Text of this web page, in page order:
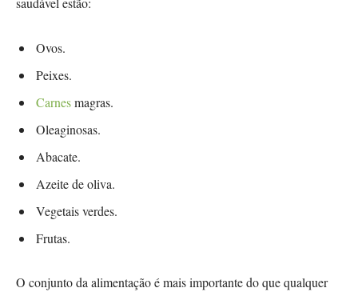
Ovos.
Peixes.
Carnesmagras.
Oleaginosas.
Abacate.
Azeite de oliva.
Vegetais verdes.
Frutas.
O conjunto da alimentação é mais importante do que qualquer